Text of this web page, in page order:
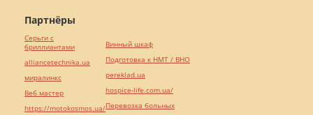
Партнёры
Серьги с
бриллиантами
alliancetechnika.ua
миралинкс
Веб мастер
https://motokosmos.ua/
Винный шкаф
Подготовка к НМТ / ВНО
pereklad.ua
hospice-life.com.ua/
Перевозка больных